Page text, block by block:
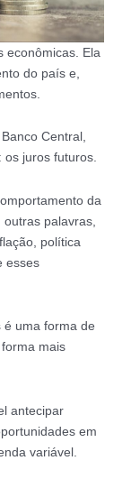
econômicas. Ela
do país e,
Central,
juros futuros.
da
palavras,
política
esses
é uma forma de
mais
antecipar
em
variável.